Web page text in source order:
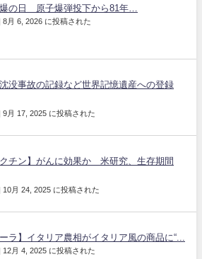
爆の日 原子爆弾投下から81年…
8月 6, 2026 に投稿された
没事故の記録など世界記憶遺産への登録
9月 17, 2025 に投稿された
クチン】がんに効果か 米研究、生存期間
10月 24, 2025 に投稿された
ラ】イタリア農相がイタリア風の商品に“...
12月 4, 2025 に投稿された